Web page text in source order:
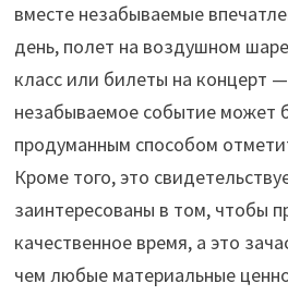
вместе незабываемые
день, полет на воздушном
класс или билеты на концерт
незабываемое событие может
продуманным способом
Кроме того, это
заинтересованы в том, чтобы
качественное время, а это
чем любые материальные